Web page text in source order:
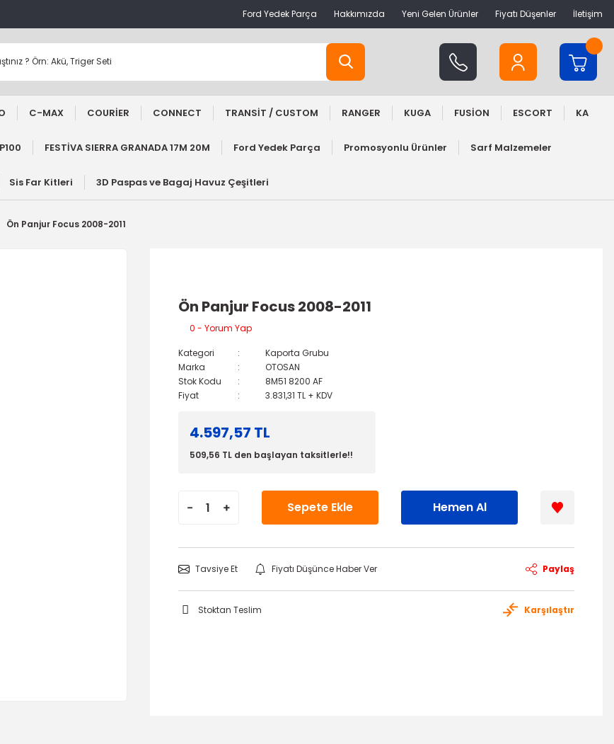
Ford Yedek Parça Hakkımızda Yeni Gelen Ürünler Fiyatı Düşenler İletişim
C-MAX COURİER CONNECT TRANSİT / CUSTOM RANGER KUGA FUSİON ESCORT KA
FESTİVA SIERRA GRANADA 17M 20M Ford Yedek Parça Promosyonlu Ürünler Sarf Malzemeler
Sis Far Kitleri 3D Paspas ve Bagaj Havuz Çeşitleri
Ön Panjur Focus 2008-2011
Ön Panjur Focus 2008-2011
0 - Yorum Yap
Kategori
Kaporta Grubu
Marka
OTOSAN
Stok Kodu
8M51 8200 AF
Fiyat
3.831,31 TL + KDV
4.597,57 TL
509,56 TL den başlayan taksitlerle!!
Sepete Ekle Hemen Al
Tavsiye Et Fiyatı Düşünce Haber Ver Paylaş
Stoktan Teslim Karşılaştır